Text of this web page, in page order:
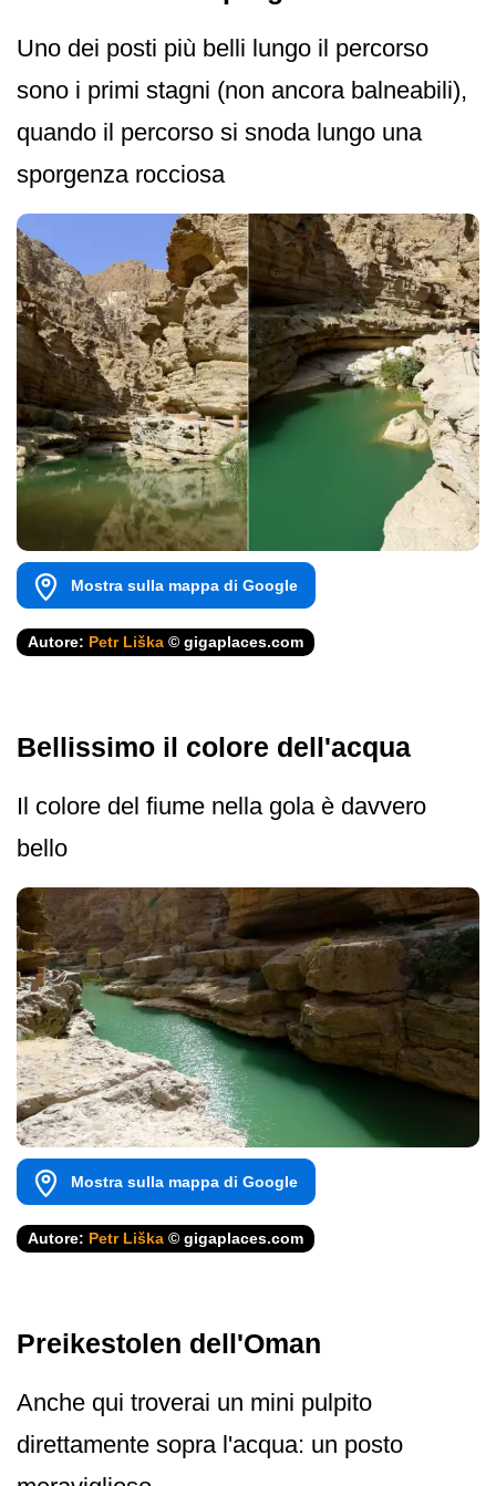
Uno dei posti più belli lungo il percorso
sono i primi stagni (non ancora balneabili),
quando il percorso si snoda lungo una
sporgenza rocciosa
Mostra sulla mappa di Google
Autore: Petr Liška © gigaplaces.com
Bellissimo il colore dell'acqua
Il colore del fiume nella gola è davvero
bello
Mostra sulla mappa di Google
Autore: Petr Liška © gigaplaces.com
Preikestolen dell'Oman
Anche qui troverai un mini pulpito
direttamente sopra l'acqua: un posto